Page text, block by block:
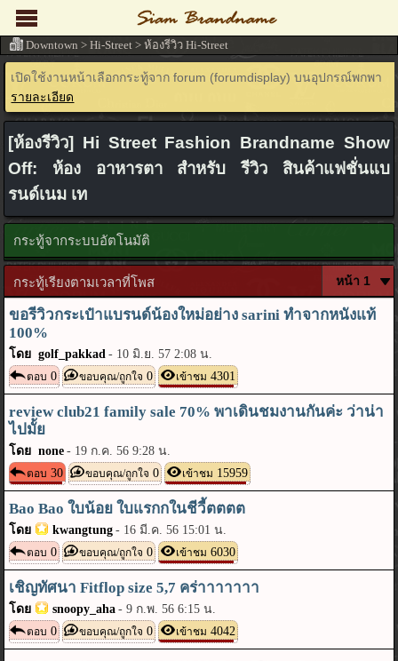
เปิดใช้งานหน้าเลือกกระทู้จาก forum (forumdisplay) บนอุปกรณ์พกพา
รายละเอียด
[ห้องรีวิว] Hi Street Fashion Brandname Show
Off: ห้อง อาหารตา สำหรับ รีวิว สินค้าแฟชั่นแบ
รนด์เนม เท
กระทู้จากระบบอัตโนมัติ
กระทู้เรียงตามเวลาที่โพส
ขอรีวิวกระเป๋าแบรนด์น้องใหม่อย่าง sarini ทำจากหนังแท้
100%
โดย golf_pakkad - 10 มิ.ย. 57 2:08 น.
ตอบ 0 ขอบคุณ/ถูกใจ 0 เข้าชม 4301
review club21 family sale 70% พาเดินชมงานกันค่ะ ว่าน่า
ไปมั้ย
โดย none - 19 ก.ค. 56 9:28 น.
ตอบ 30 ขอบคุณ/ถูกใจ 0 เข้าชม 15959
Bao Bao ใบน้อย ใบแรกกในชีวี้ตตตต
โดย kwangtung - 16 มี.ค. 56 15:01 น.
ตอบ 0 ขอบคุณ/ถูกใจ 0 เข้าชม 6030
เชิญทัศนา Fitflop size 5,7 คร่าาาาาาา
โดย snoopy_aha -9 ก.พ. 56 6:15 น.
ตอบ 0 ขอบคุณ/ถูกใจ 0 เข้าชม 4042
Downtown > Hi-Street > ห้องรีวิว Hi-Street